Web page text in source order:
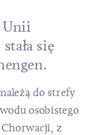
Unii
stała się
.
do strefy
osobistego
z